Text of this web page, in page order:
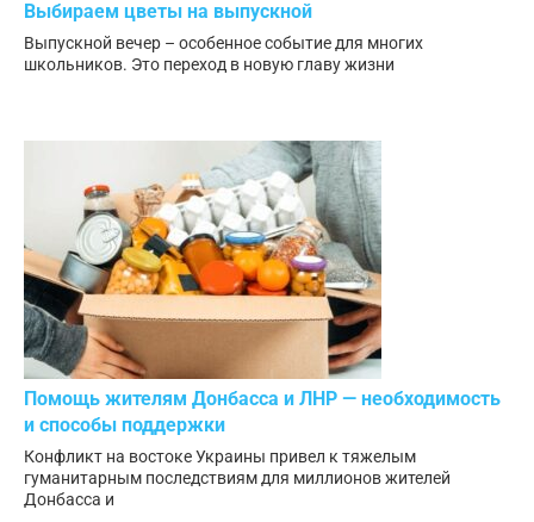
Выбираем цветы на выпускной
Выпускной вечер – особенное событие для многих
школьников. Это переход в новую главу жизни
Помощь жителям Донбасса и ЛНР — необходимость
и способы поддержки
Конфликт на востоке Украины привел к тяжелым
гуманитарным последствиям для миллионов жителей
Донбасса и